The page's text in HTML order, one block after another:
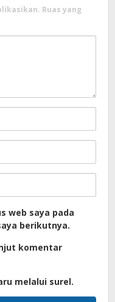
Ruas yang
web saya pada
berikutnya.
komentar
melalui surel.